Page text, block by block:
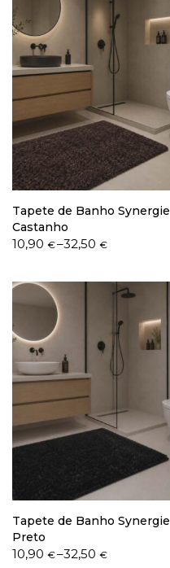
Tapete de Banho Synergie
Castanho
10,90 €–32,50€
Price
through
32,50 €
Tapete de Banho Synergie
Preto
10,90 €–32,50€
Price